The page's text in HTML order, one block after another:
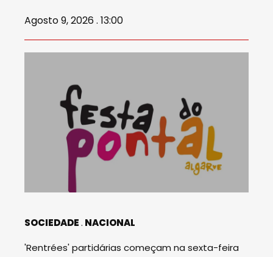
Agosto 9, 2026 . 13:00
SOCIEDADE NACIONAL
'Rentrées' partidárias começam na sexta-feira